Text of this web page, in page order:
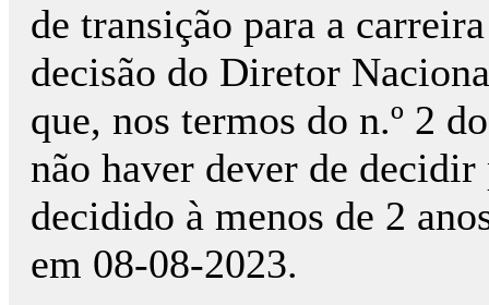
de transição para a
decisão do Diretor
que, nos termos do n.º 2
não haver dever de
decidido à menos de 2
em 08-08-2023.